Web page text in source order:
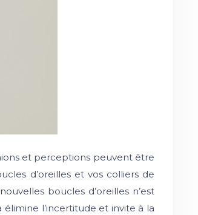
et perceptions peuvent être
d’oreilles et vos colliers de
boucles d’oreilles n’est
élimine l’incertitude et invite à la